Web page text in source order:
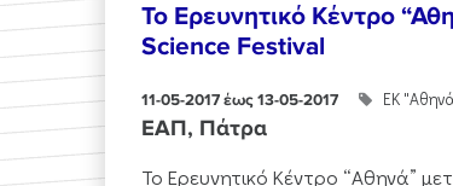
Το Ερευνητικό Κέντρο
Science Festival
11-05-2017 έως 13-05-2017 ΕΚ
ΕΑΠ, Πάτρα
Το Ερευνητικό Κέντρο “Αθηνά”